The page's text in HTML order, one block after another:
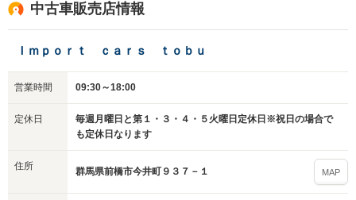
中古車販売店情報
Ｉｍｐｏｒｔ ｃａｒｓ ｔｏｂｕ
営業時間 09:30～18:00
定休日
毎週月曜日と第１・３・４・５火曜日定休日※祝日の場合で
も定休日なります
住所 群馬県前橋市今井町９３７－１ MAP
※保存された情報は
90 日で破棄されます